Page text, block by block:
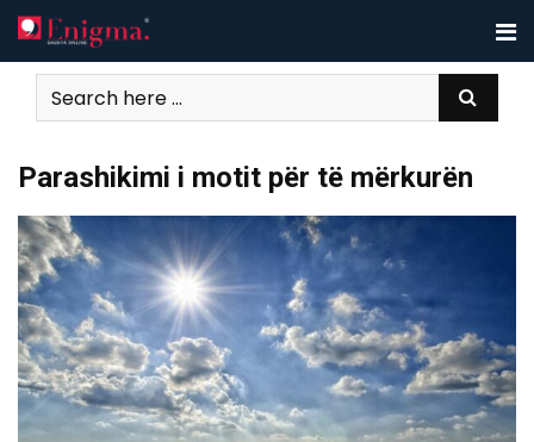
Skip
to
content
Parashikimi i motit për të mërkurën